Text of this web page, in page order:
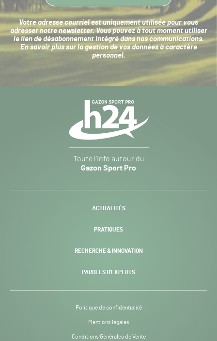
Votre adresse courriel est uniquement utilisée pour vous
adresser notre newsletter. Vous pouvez à tout moment utiliser
le lien de désabonnement intégré dans nos communications.
En savoir plus sur la gestion de vos données à caractère
personnel.
Sport
Pro
-
Toute l’info autour du
Gazon Sport Pro
ACTUALITÉS
PRATIQUES
RECHERCHE & INNOVATION
PAROLES D’EXPERTS
Politique de confidentialité
Mentions légales
Conditions Générales de Vente